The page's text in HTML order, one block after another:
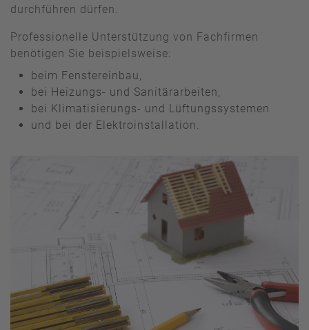
durchführen dürfen.
Professionelle Unterstützung von Fachfirmen
benötigen Sie beispielsweise:
beim Fenstereinbau,
bei Heizungs- und Sanitärarbeiten,
bei Klimatisierungs- und Lüftungssystemen
und bei der Elektroinstallation.